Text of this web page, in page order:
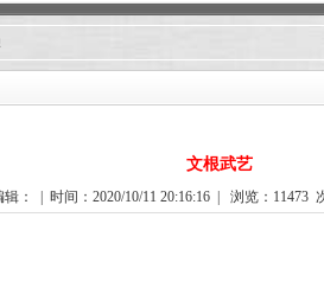
文根武艺
辑： | 时间：2020/10/11 20:16:16 | 浏览： 11473